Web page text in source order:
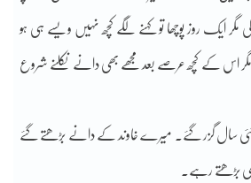
مگر ایک روز پوچھا تو کہنے لگے کچھ نہیں ویسے ہی ہو
اس کے کچھ عرصے بعد مجھے بھی دانے نکلنے شروع
کئی سال گزر گئے۔ میرے خاوند کے دانے بڑھتے گئے
بڑھتے رہے۔